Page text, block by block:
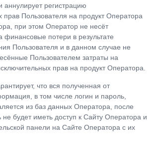
аннулирует регистрацию
прав Пользователя на продукт Оператора
при этом Оператор не несёт
финансовые потери в результате
Пользователя и в данном случае не
Пользователем затраты на
прав на продукт Оператора.
что вся полученная от
в том числе логин и пароль,
из баз данных Оператора, после
не будет иметь доступ к Сайту Оператора и
панели на Сайте Оператора с их